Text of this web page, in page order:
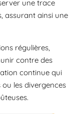
une trace
assurant ainsi une
régulières,
contre des
continue qui
les divergences